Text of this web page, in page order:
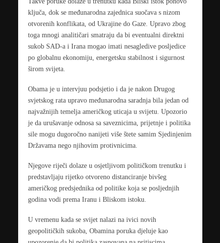
ključa, dok se međunarodna zajednica suočava s nizom
otvorenih konflikata, od Ukrajine do Gaze. Upravo zbog
toga mnogi analitičari smatraju da bi eventualni direktni
sukob SAD-a i Irana mogao imati nesagledive posljedice
po globalnu ekonomiju, energetsku stabilnost i sigurnost
širom svijeta.
Obama je u intervjuu podsjetio i da je nakon Drugog
svjetskog rata upravo međunarodna saradnja bila jedan od
najvažnijih temelja američkog uticaja u svijetu. Upozorio
je da urušavanje odnosa sa saveznicima, prijetnje i politika
sile mogu dugoročno nanijeti više štete samim Sjedinjenim
Državama nego njihovim protivnicima.
Njegove riječi dolaze u osjetljivom političkom trenutku i
predstavljaju rijetko otvoreno distanciranje bivšeg
američkog predsjednika od politike koja se posljednjih
godina vodi prema Iranu i Bliskom istoku.
U vremenu kada se svijet nalazi na ivici novih
geopolitičkih sukoba, Obamina poruka djeluje kao